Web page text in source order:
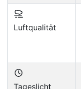
Luftqualität
Tageslicht